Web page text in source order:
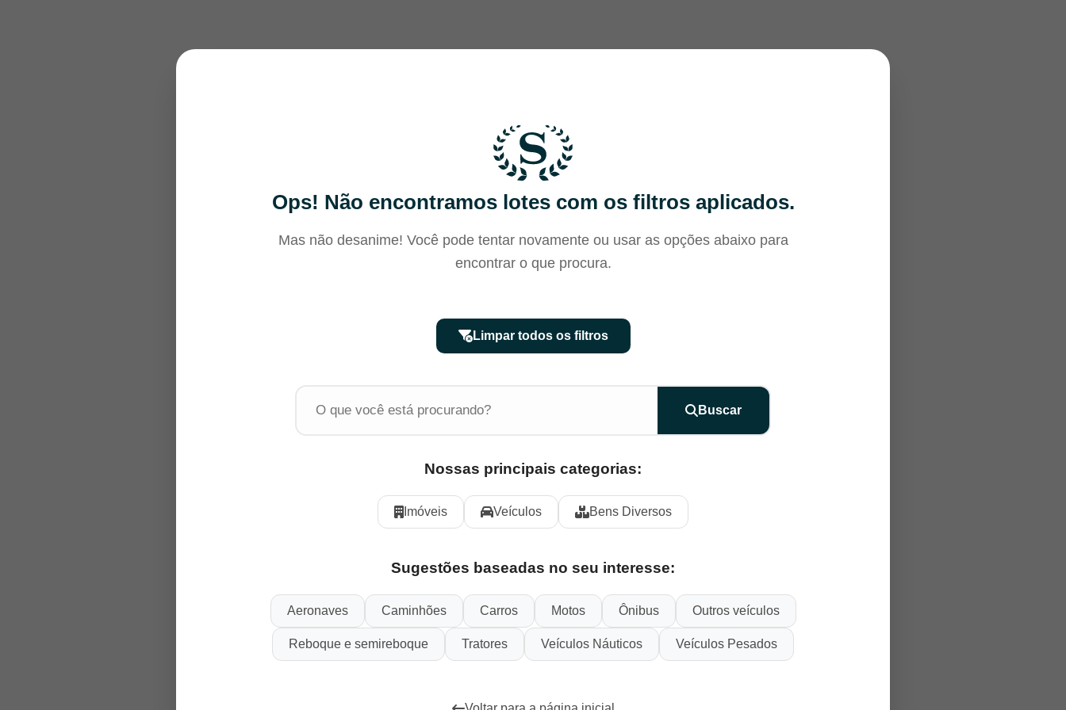
Ops! Não encontramos lotes com os filtros aplicados.
Mas não desanime! Você pode tentar novamente ou usar as opções abaixo para
encontrar o que procura.
Limpar todos os filtros
Buscar
Nossas principais categorias:
Imóveis Veículos Bens Diversos
Sugestões baseadas no seu interesse:
Aeronaves Caminhões Carros Motos Ônibus Outros veículos
Reboque e semireboque Tratores Veículos Náuticos Veículos Pesados